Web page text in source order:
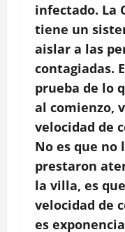
infectado. La
tiene un
aislar a las
contagiadas.
prueba de lo
al comienzo,
velocidad de
No es que no
prestaron
la villa, es
velocidad de
es